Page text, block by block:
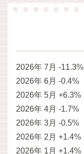
2026年 7月 -11.3%
2026年 6月 -0.4%
2026年 5月 +6.3%
2026年 4月 -1.7%
2026年 3月 -0.5%
2026年 2月 +1.4%
2026年 1月 +1.4%